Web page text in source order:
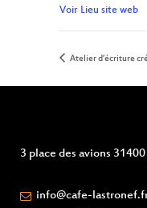
Voir Lieu site web
Atelier d’écriture
3 place des avions
info@cafe-